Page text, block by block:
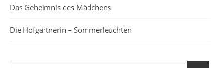
Das Geheimnis des Mädchens
Die Hofgärtnerin – Sommerleuchten